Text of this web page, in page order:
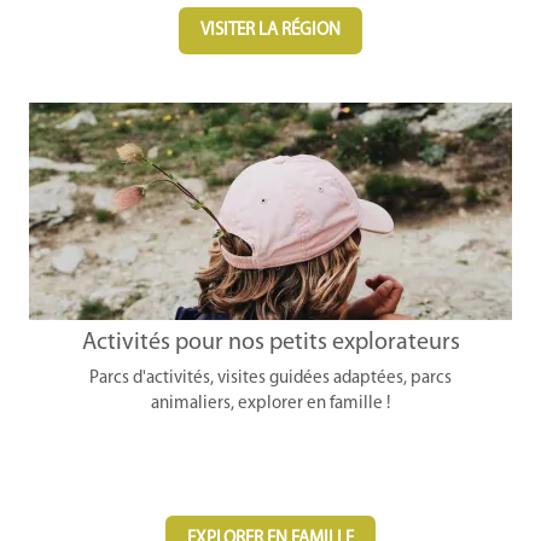
VISITER LA RÉGION
Activités pour nos petits explorateurs
Parcs d'activités, visites guidées adaptées, parcs
animaliers, explorer en famille !